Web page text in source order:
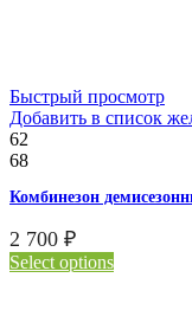
Быстрый просмотр
Добавить в список
62
68
Комбинезон
2 700 ₽
Select options